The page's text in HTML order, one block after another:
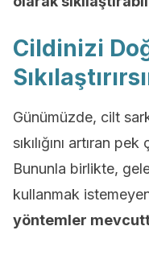
Cildinizi
Günümüzde, cilt
sıkılığını artıran
Bununla birlikte,
kullanmak
yöntemler